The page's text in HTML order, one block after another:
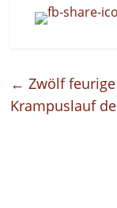
← Zwölf
Krampuslauf